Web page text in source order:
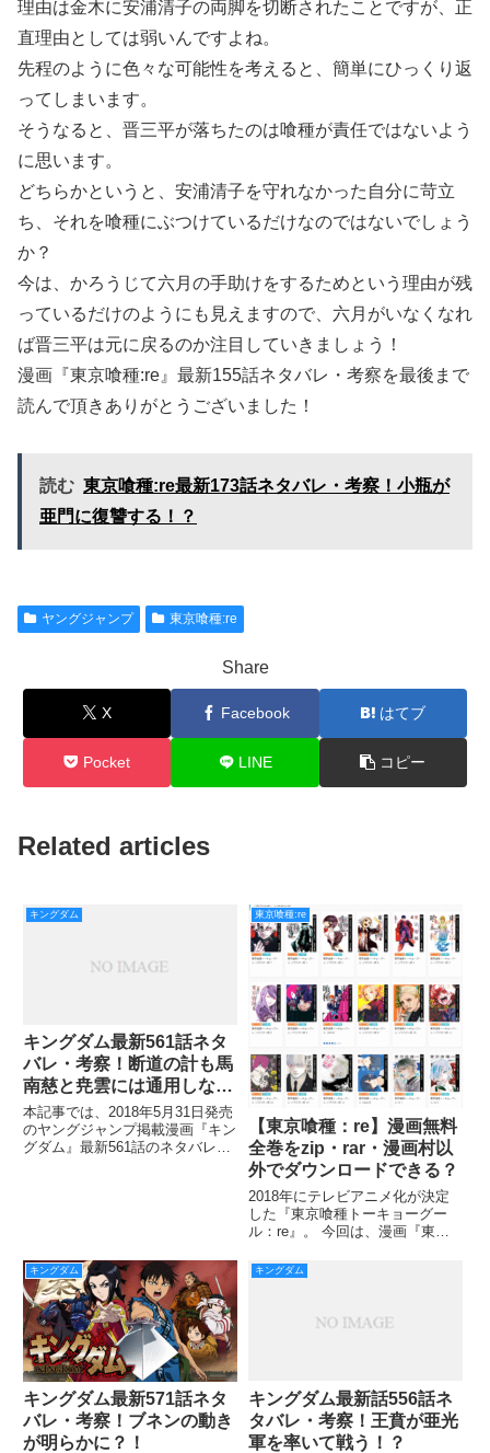
理由は金木に安浦清子の両脚を切断されたことですが、正
直理由としては弱いんですよね。
先程のように色々な可能性を考えると、簡単にひっくり返
ってしまいます。
そうなると、晋三平が落ちたのは喰種が責任ではないよう
に思います。
どちらかというと、安浦清子を守れなかった自分に苛立
ち、それを喰種にぶつけているだけなのではないでしょう
か？
今は、かろうじて六月の手助けをするためという理由が残
っているだけのようにも見えますので、六月がいなくなれ
ば晋三平は元に戻るのか注目していきましょう！
漫画『東京喰種:re』最新155話ネタバレ・考察を最後まで
読んで頂きありがとうございました！
読む 東京喰種:re最新173話ネタバレ・考察！小瓶が
亜門に復讐する！？
ヤングジャンプ 東京喰種:re
Share
X Facebook はてブ
Pocket LINE コピー
Related articles
キングダム
キングダム最新561話ネタ
バレ・考察！断道の計も馬
南慈と尭雲には通用しな
い？！
本記事では、2018年5月31日発売
のヤングジャンプ掲載漫画『キン
グダム』最新561話のネタバレ・
東京喰種:re
【東京喰種：re】漫画無料
全巻をzip・rar・漫画村以
外でダウンロードできる？
2018年にテレビアニメ化が決定
した『東京喰種トーキョーグー
ル：re』。 今回は、漫画『東京
をzip・rar・漫画村で無料ダウン
ていきます。 本作で
キングダム
キングダム最新571話ネタ
バレ・考察！ブネンの動き
が明らかに？！
キングダム
キングダム最新話556話ネ
タバレ・考察！王賁が亜光
軍を率いて戦う！？